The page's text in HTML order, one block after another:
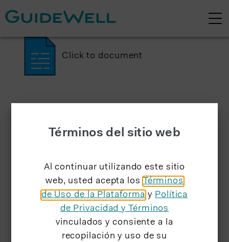
Click to document
Términos del sitio web
Al continuar utilizando este sitio
web, usted acepta los
Términos
de Uso de la Plataforma y Política
de Privacidad y Términos
vinculados y consiente a la
recopilación y uso de su